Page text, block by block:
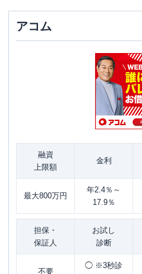
アコム
融資
上限額
金利
最大800万円
年2.4％～
17.9％
担保・
保証人
お試し
診断
不要
◯ ※3秒診